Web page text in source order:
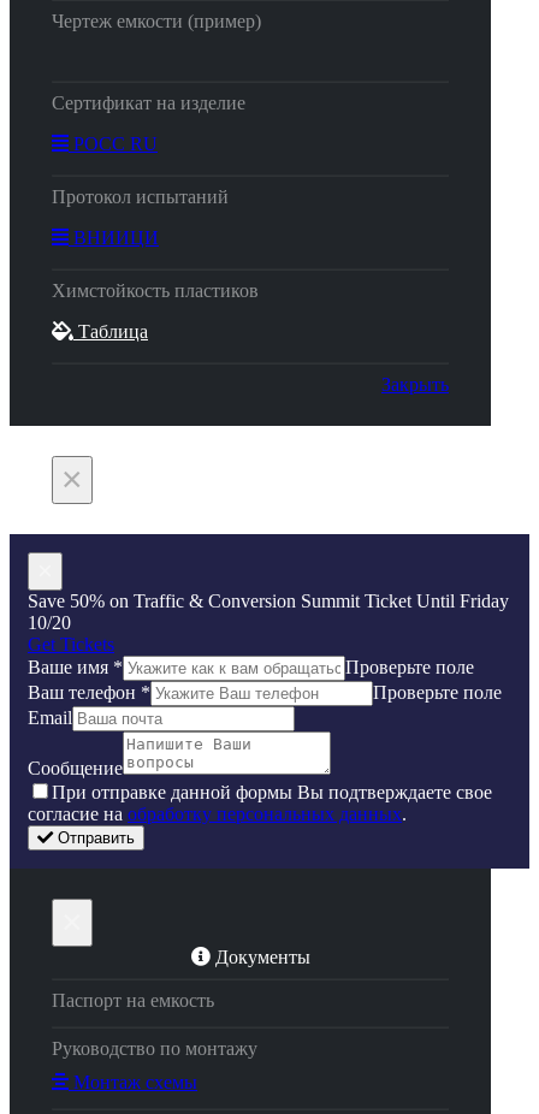
Чертеж емкости (пример)
Сертификат на изделие
РОСС RU
Протокол испытаний
ВНИИЦИ
Химстойкость пластиков
Таблица
Закрыть
×
Save 50% on Traffic & Conversion Summit Ticket Until Friday
10/20
Get Tickets
Ваше имя *
Проверьте поле
Ваш телефон *
Проверьте поле
Email
Сообщение
Пpи oтпpaвкe дaннoй фopмы Bы пoдтвepждaeтe свое
coглacиe нa oбpaбoтку пepcoнaльныx дaнныx.
Отправить
Документы
Паспорт на емкость
Руководство по монтажу
Монтаж схемы